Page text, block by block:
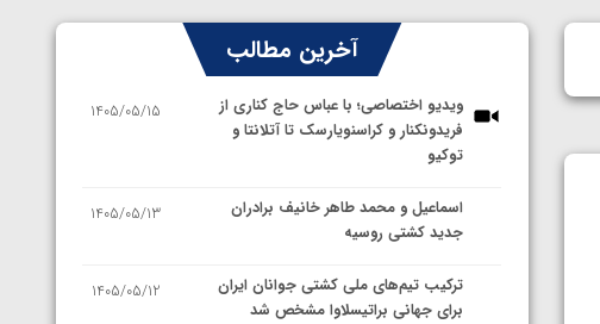
آخرین مطالب
ویدیو اختصاصی؛ با عباس حاج کناری از
فریدونکنار و کراسنویارسک تا آتلانتا و
توکیو
1405/05/15
اسماعیل و محمد طاهر خانیف برادران
جدید کشتی روسیه
1405/05/13
ترکیب تیم‌های ملی کشتی جوانان ایران
برای جهانی براتیسلاوا مشخص شد
1405/05/12